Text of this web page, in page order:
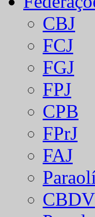
CBJ
FCJ
FGJ
FPJ
CPB
FPrJ
FAJ
CBDV